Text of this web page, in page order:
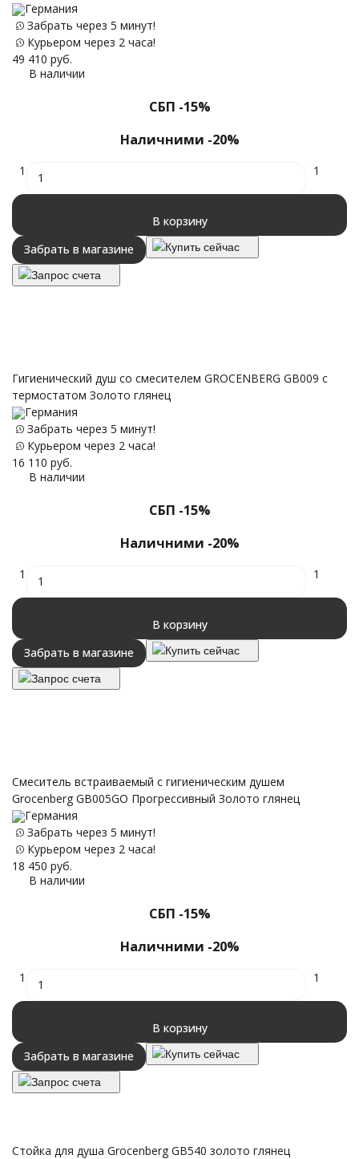
Германия
Забрать через 5 минут!
Курьером через 2 часа!
49 410 руб.
В наличии
СБП -15%
Наличними -20%
1 1
В корзину
Забрать в магазине
Купить сейчас
Запрос счета
Гигиенический душ со смесителем GROCENBERG GB009 с
термостатом Золото глянец
Германия
Забрать через 5 минут!
Курьером через 2 часа!
16 110 руб.
В наличии
СБП -15%
Наличними -20%
1 1
В корзину
Забрать в магазине
Купить сейчас
Запрос счета
Смеситель встраиваемый с гигиеническим душем
Grocenberg GB005GO Прогрессивный Золото глянец
Германия
Забрать через 5 минут!
Курьером через 2 часа!
18 450 руб.
В наличии
СБП -15%
Наличними -20%
1 1
В корзину
Забрать в магазине
Купить сейчас
Запрос счета
Стойка для душа Grocenberg GB540 золото глянец